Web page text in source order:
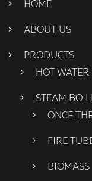
HOME
ABOUT US
PRODUCTS
HOT
STEAM
ONCE
FIRE
BIOMASS